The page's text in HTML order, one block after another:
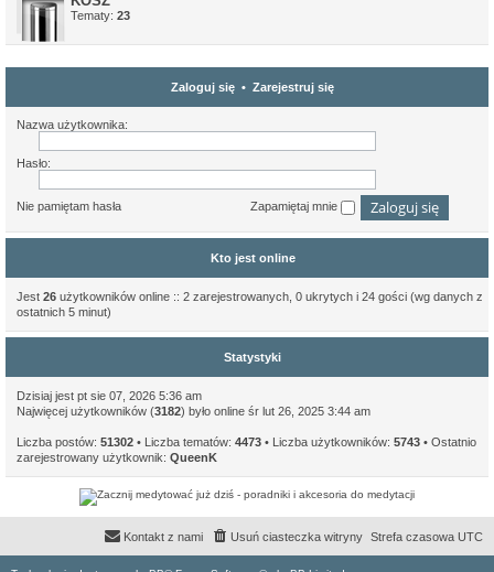
Tematy: 23
Zaloguj się • Zarejestruj się
Nazwa użytkownika:
Hasło:
Nie pamiętam hasła Zapamiętaj mnie
Kto jest online
Jest 26 użytkowników online :: 2 zarejestrowanych, 0 ukrytych i 24 gości (wg danych z
ostatnich 5 minut)
Statystyki
Dzisiaj jest pt sie 07, 2026 5:36 am
Najwięcej użytkowników (3182) było online śr lut 26, 2025 3:44 am
Liczba postów: 51302 • Liczba tematów: 4473 • Liczba użytkowników: 5743 • Ostatnio
zarejestrowany użytkownik: QueenK
Strefa czasowa UTC
Usuń ciasteczka witryny
Kontakt z nami